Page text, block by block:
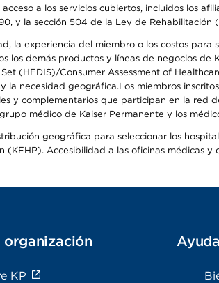
a los servicios cubiertos, incluidos los
y la sección 504 de la Ley de Rehabilitación
la experiencia del miembro o los costos
los demás productos y líneas de negocios
(HEDIS)/Consumer Assessment of
necesidad geográfica.Los miembros
y complementarios que participan en la red
médico de Kaiser Permanente y los
geográfica para seleccionar los
Accesibilidad a las oficinas médicas
organización
KP